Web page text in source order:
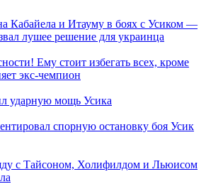
Кабайела и Итауму в боях с Усиком —
лушее решение для украинца
Ему стоит избегать всех, кроме
экс-чемпион
ударную мощь Усика
спорную остановку боя Усик
с Тайсоном, Холифилдом и Льюисом